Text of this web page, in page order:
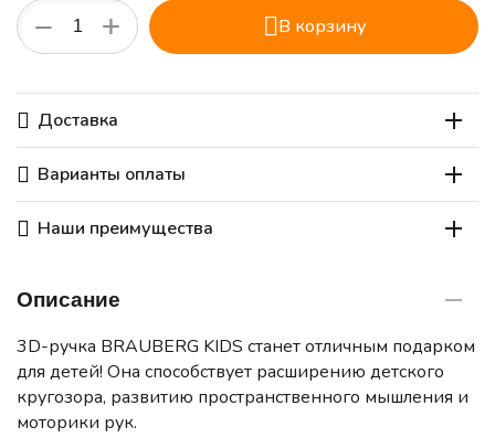
+
− В корзину
Доставка
Варианты оплаты
Наши преимущества
Описание
3D-ручка BRAUBERG KIDS станет отличным подарком
для детей! Она способствует расширению детского
кругозора, развитию пространственного мышления и
моторики рук.